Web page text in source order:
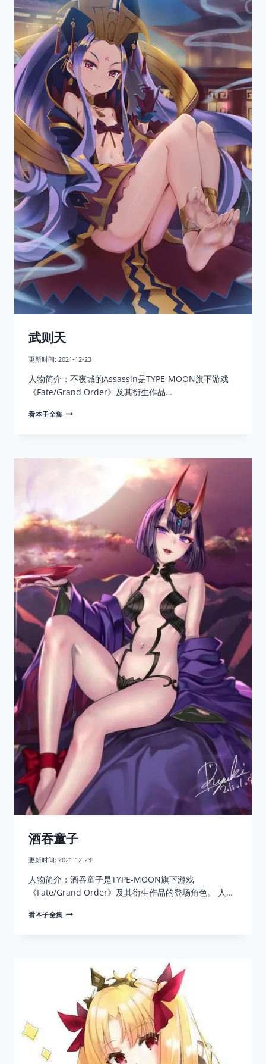
武则天
更新时间: 2021-12-23
人物简介：不夜城的Assassin是TYPE-MOON旗下游戏
《Fate/Grand Order》及其衍生作品…
看本子全集 武
酒吞童子
更新时间: 2021-12-23
人物简介：酒吞童子是TYPE-MOON旗下游戏
《Fate/Grand Order》及其衍生作品的登场角色。 人…
看本子全集 酒